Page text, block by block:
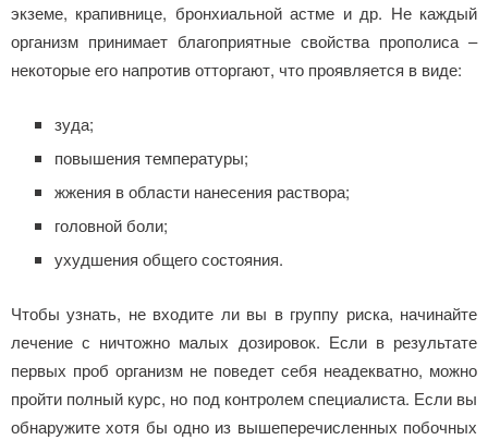
экземе, крапивнице, бронхиальной астме и др. Не каждый
организм принимает благоприятные свойства прополиса –
некоторые его напротив отторгают, что проявляется в виде:
зуда;
повышения температуры;
жжения в области нанесения раствора;
головной боли;
ухудшения общего состояния.
Чтобы узнать, не входите ли вы в группу риска, начинайте
лечение с ничтожно малых дозировок. Если в результате
первых проб организм не поведет себя неадекватно, можно
пройти полный курс, но под контролем специалиста. Если вы
обнаружите хотя бы одно из вышеперечисленных побочных